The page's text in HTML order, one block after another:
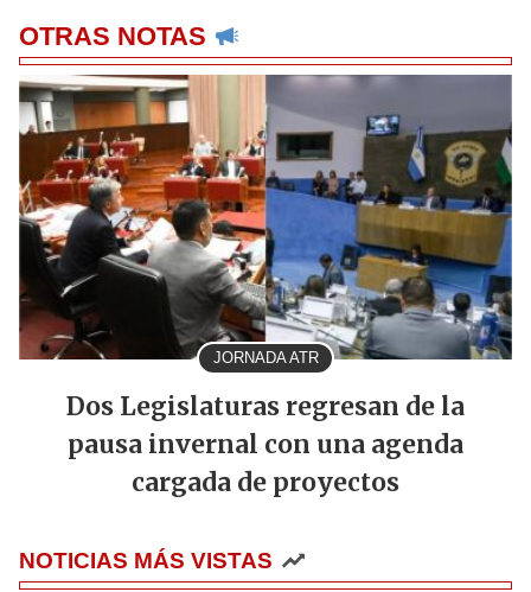
OTRAS NOTAS
JORNADA ATR
Dos Legislaturas regresan de la
pausa invernal con una agenda
cargada de proyectos
NOTICIAS MÁS VISTAS